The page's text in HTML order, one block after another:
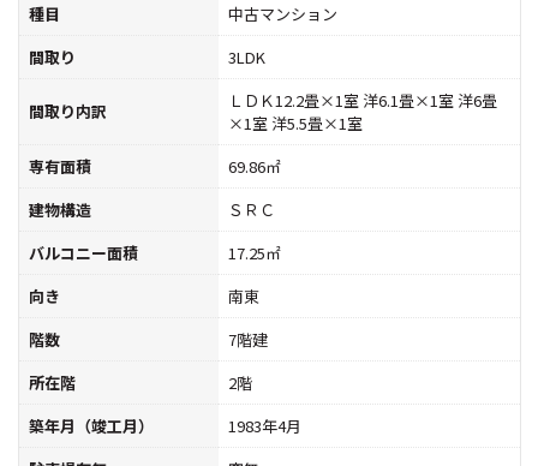
種目
中古マンション
間取り
3LDK
間取り内訳
ＬＤＫ12.2畳×1室 洋6.1畳×1室 洋6畳
×1室 洋5.5畳×1室
専有面積
69.86㎡
建物構造
ＳＲＣ
バルコニー面積
17.25㎡
向き
南東
階数
7階建
所在階
2階
築年月（竣工月）
1983年4月